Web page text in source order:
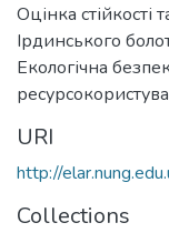
Оцінка стійкості
Ірдинського
Екологічна
URI
http://
Collections